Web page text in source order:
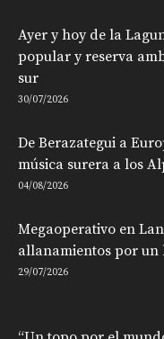
Ayer y hoy de la
popular y reserva
sur
30/07/2026
De Berazategui a
música surera a los
04/08/2026
Megaoperativo en
allanamientos por
29/07/2026